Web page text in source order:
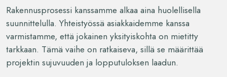
Rakennusprosessi kanssamme alkaa aina huolellisella
suunnittelulla. Yhteistyössä asiakkaidemme kanssa
varmistamme, että jokainen yksityiskohta on mietitty
tarkkaan. Tämä vaihe on ratkaiseva, sillä se määrittää
projektin sujuvuuden ja lopputuloksen laadun.